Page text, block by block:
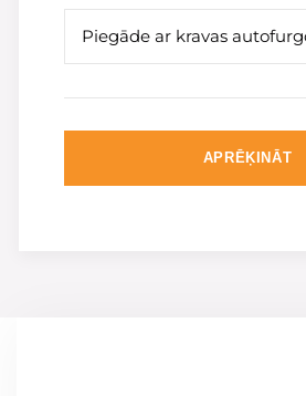
Piegāde ar kravas
APRĒĶINĀT